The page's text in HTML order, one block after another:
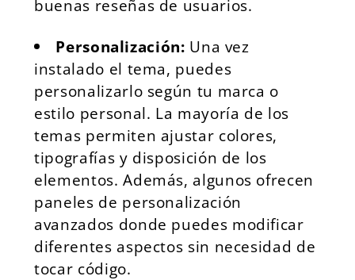
buenas reseñas de usuarios.
Personalización: Una vez
instalado el tema, puedes
personalizarlo según tu marca o
estilo personal. La mayoría de los
temas permiten ajustar colores,
tipografías y disposición de los
elementos. Además, algunos ofrecen
paneles de personalización
avanzados donde puedes modificar
diferentes aspectos sin necesidad de
tocar código.